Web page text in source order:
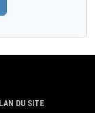
DU SITE